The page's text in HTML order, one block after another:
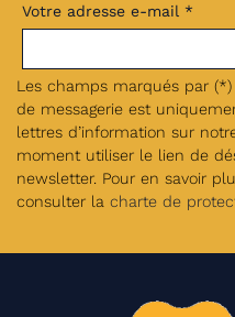
Votre adresse e-mail *
Les champs marqués par (*)
de messagerie est
lettres d’information sur
moment utiliser le lien de
newsletter. Pour en savoir
consulter la charte de